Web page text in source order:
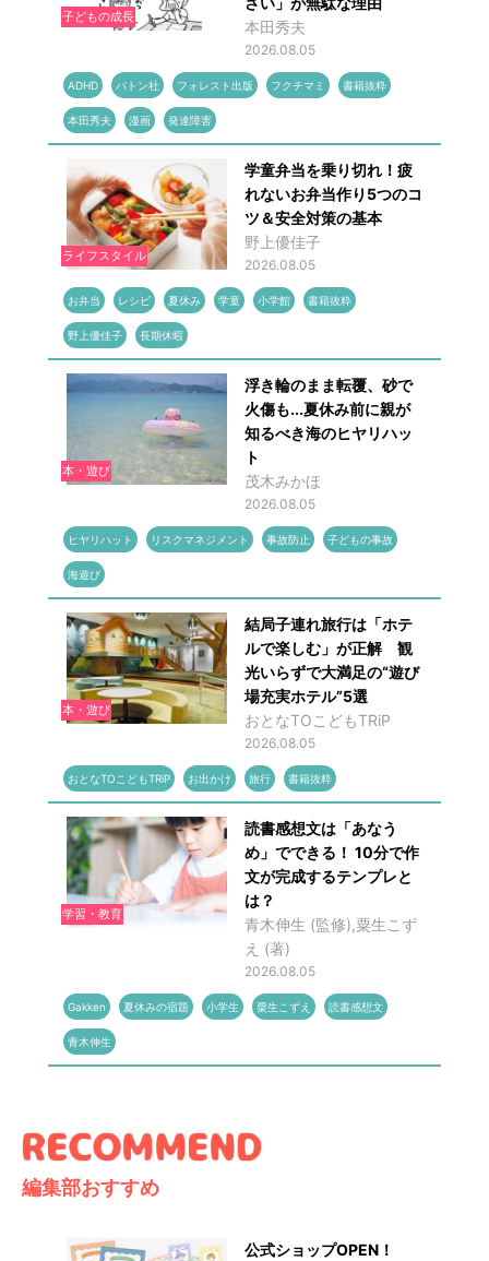
子どもの成長
本田秀夫
2026.08.05
ADHD バトン社 フォレスト出版 フクチマミ 書籍抜粋
本田秀夫 漫画 発達障害
ライフスタイル
学童弁当を乗り切れ！疲
れないお弁当作り5つのコ
ツ＆安全対策の基本
野上優佳子
2026.08.05
お弁当 レシピ 夏休み 学童 小学館 書籍抜粋
野上優佳子 長期休暇
本・遊び
浮き輪のまま転覆、砂で
火傷も...夏休み前に親が
知るべき海のヒヤリハッ
ト
茂木みかほ
2026.08.05
ヒヤリハット リスクマネジメント 事故防止 子どもの事故
海遊び
本・遊び
結局子連れ旅行は「ホテ
ルで楽しむ」が正解 観
光いらずで大満足の“遊び
場充実ホテル”5選
おとなTOこどもTRiP
2026.08.05
おとなTOこどもTRiP お出かけ 旅行 書籍抜粋
学習・教育
読書感想文は「あなう
め」でできる！ 10分で作
文が完成するテンプレと
は？
青木伸生 (監修),粟生こず
え (著)
2026.08.05
Gakken 夏休みの宿題 小学生 粟生こずえ 読書感想文
青木伸生
編集部おすすめ
公式ショップOPEN！